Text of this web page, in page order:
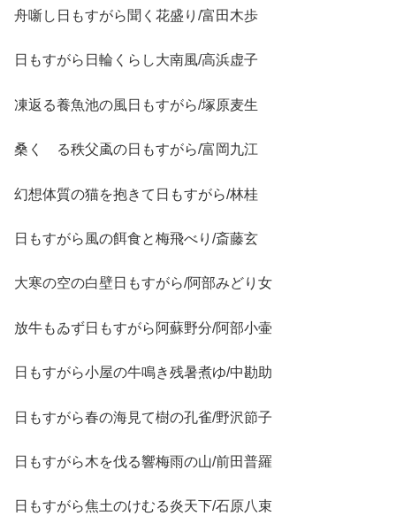
舟噺し日もすがら聞く花盛り/富田木歩
日もすがら日輪くらし大南風/高浜虚子
凍返る養魚池の風日もすがら/塚原麦生
桑くゝる秩父颪の日もすがら/富岡九江
幻想体質の猫を抱きて日もすがら/林桂
日もすがら風の餌食と梅飛べり/斎藤玄
大寒の空の白壁日もすがら/阿部みどり女
放牛もゐず日もすがら阿蘇野分/阿部小壷
日もすがら小屋の牛鳴き残暑煮ゆ/中勘助
日もすがら春の海見て樹の孔雀/野沢節子
日もすがら木を伐る響梅雨の山/前田普羅
日もすがら焦土のけむる炎天下/石原八束